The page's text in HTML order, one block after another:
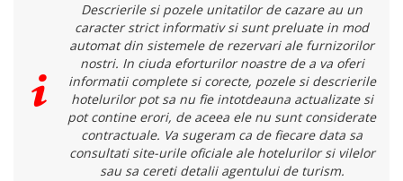
Descrierile si pozele unitatilor de cazare au un
caracter strict informativ si sunt preluate in mod
automat din sistemele de rezervari ale furnizorilor
nostri. In ciuda eforturilor noastre de a va oferi
informatii complete si corecte, pozele si descrierile
hotelurilor pot sa nu fie intotdeauna actualizate si
pot contine erori, de aceea ele nu sunt considerate
contractuale. Va sugeram ca de fiecare data sa
consultati site-urile oficiale ale hotelurilor si vilelor
sau sa cereti detalii agentului de turism.